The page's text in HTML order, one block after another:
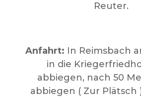
Reuter.
Anfahrt: In Reimsbach
in die
abbiegen, nach 50
abbiegen ( Zur Plätsch